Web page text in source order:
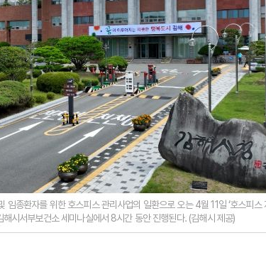
임종환자를 위한 호스피스 관리사업의 일환으로 오는 4월 11일 ‘호스피스
해시서부보건소 세미나실에서 8시간 동안 진행된다. (김해시 제공)